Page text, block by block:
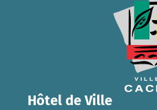
Hôtel de Ville